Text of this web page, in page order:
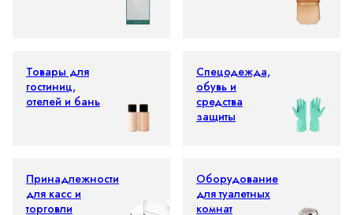
Товары для
гостиниц,
отелей и бань
Спецодежда,
обувь и
средства
защиты
Принадлежности
для касс и
торговли
Оборудование
для туалетных
комнат